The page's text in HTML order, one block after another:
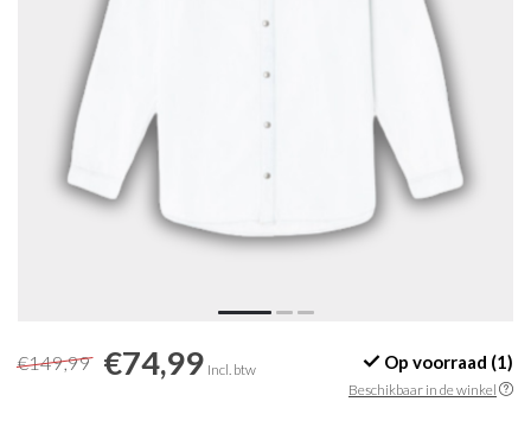
€149,99 €74,99 Incl. btw Op voorraad (1)
Beschikbaar in de winkel